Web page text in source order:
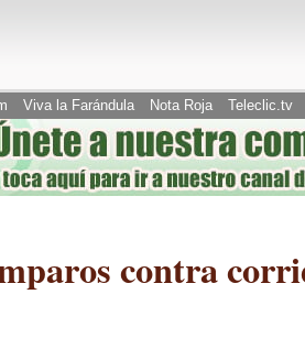
Viva la Farándula Nota Roja Teleclic.tv
contra